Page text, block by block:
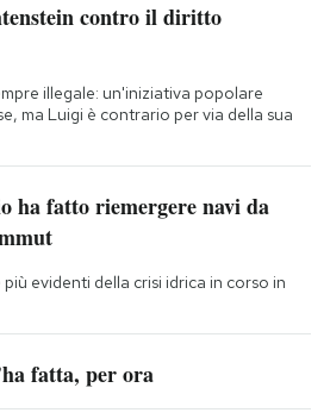
contro il diritto
illegale: un'iniziativa popolare
ma Luigi è contrario per via della sua
ha fatto riemergere navi da
evidenti della crisi idrica in corso in
fatta, per ora